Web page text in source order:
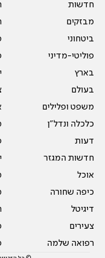
חדשות
מבזקים
ביטחוני
פוליטי-מדיני
בארץ
בעולם
משפט ופלילים
כלכלה ונדל"ן
דעות
חדשות המגזר
אוכל
כיפה שחורה
דיגיטל
צעירים
רפואה שלמה